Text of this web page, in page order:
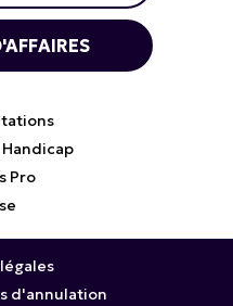
Pro
d'annulation